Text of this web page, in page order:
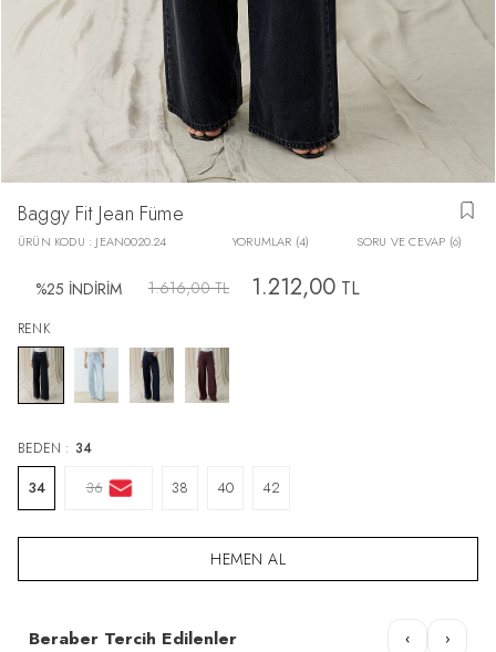
Baggy Fit Jean Füme
ÜRÜN KODU : JEAN0020.24 YORUMLAR (4) SORU VE CEVAP (6)
%25 İNDİRİM 1.616,00TL 1.212,00 TL
RENK
BEDEN : 34
34 36 38 40 42
HEMEN AL
Beraber Tercih Edilenler ‹ ›